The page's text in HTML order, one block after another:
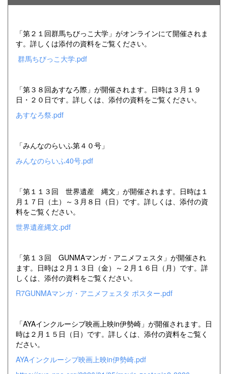
「第２１回群馬ちびっこ大学」がオンラインにて開催されま
す。詳しくは添付の資料をご覧ください。
群馬ちびっこ大学.pdf
「第３８回あすなろ際」が開催されます。日時は３月１９
日・２０日です。詳しくは、添付の資料をご覧ください。
あすなろ祭.pdf
「みんなのらいふ第４０号」
みんなのらいふ40号.pdf
「第１１３回 世界遺産 縄文」が開催されます。日時は１
月１７日（土）～３月８日（日）です。詳しくは、添付の資
料をご覧ください。
世界遺産縄文.pdf
「第１３回 GUNMAマンガ・アニメフェスタ」が開催され
ます。日時は２月１３日（金）～２月１６日（月）です。詳
しくは、添付の資料をご覧ください。
R7GUNMAマンガ・アニメフェスタ ポスター.pdf
「AYAインクルーシブ映画上映in伊勢崎」が開催されます。日
時は２月１５日（日）です。詳しくは、添付の資料をご覧く
ださい。
AYAインクルーシブ映画上映in伊勢崎.pdf